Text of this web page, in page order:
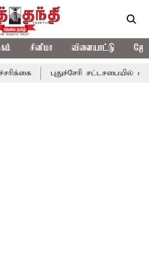
சினிமா விளையாட்டு
புதுச்சேரி சட்டசபையில் வரும் 24ம்